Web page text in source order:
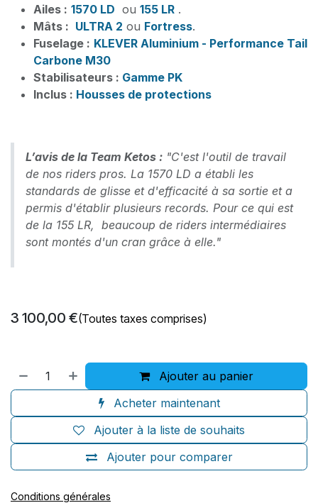
Ailes : 1570 LD ou 155 LR .
Mâts : ULTRA 2 ou Fortress.
Fuselage : KLEVER Aluminium - Performance Tail
Carbone M30
Stabilisateurs : Gamme PK
Inclus : Housses de protections
L’avis de la Team Ketos : "C'est l'outil de travail
de nos riders pros. La 1570 LD a établi les
standards de glisse et d'efficacité à sa sortie et a
permis d'établir plusieurs records. Pour ce qui est
de la 155 LR, beaucoup de riders intermédiaires
sont montés d'un cran grâce à elle."
3 100,00 €(Toutes taxes comprises)
Ajouter au panier
Acheter maintenant
Ajouter pour comparer
Ajouter à la liste de souhaits
Conditions générales